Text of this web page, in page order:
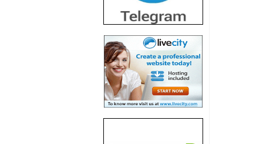
(בניחוח בלתי נסבל) -
כאן
חשיפה: איוב קרא
אישר לקבוצת סלקום
בדיוק מה שביבי אישר
כאן
האם השר איוב קרא
היה צריך בכלל לחתום
על האישור, שנתן